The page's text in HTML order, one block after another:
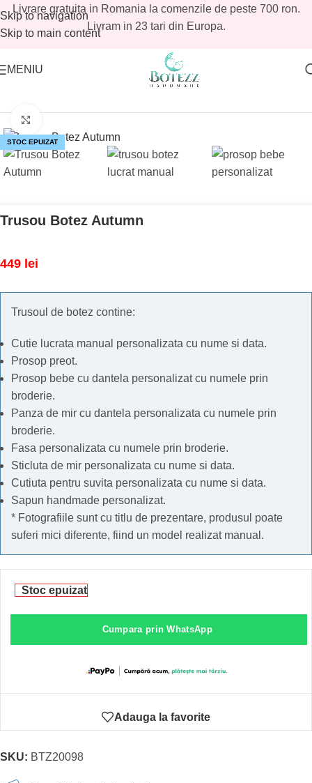
Skip to navigation
Skip to main content
Livrare gratuita in Romania la comenzile de peste 700 ron.
Livram in 23 tari din Europa.
MENIU
Reduceri botez/Reduceri botez fetite
STOC EPUIZAT
Trusou Botez Autumn
449 lei
Trusoul de botez contine:
Cutie lucrata manual personalizata cu nume si data.
Prosop preot.
Prosop bebe cu dantela personalizat cu numele prin
broderie.
Panza de mir cu dantela personalizata cu numele prin
broderie.
Fasa personalizata cu numele prin broderie.
Sticluta de mir personalizata cu nume si data.
Cutiuta pentru suvita personalizata cu nume si data.
Sapun handmade personalizat.
* Fotografiile sunt cu titlu de prezentare, produsul poate
suferi mici diferente, fiind un model realizat manual.
Stoc epuizat
Cumpara prin WhatsApp
Adauga la favorite
SKU: BTZ20098